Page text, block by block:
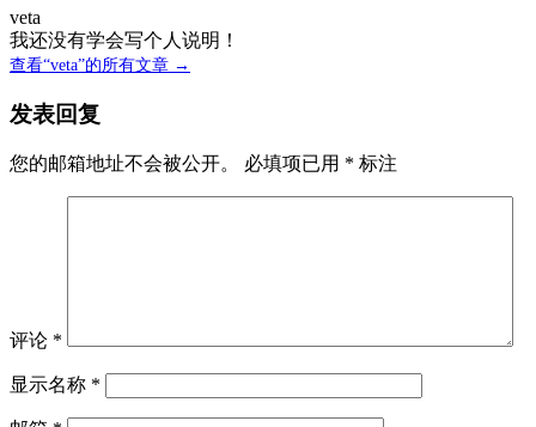
veta
我还没有学会写个人说明！
查看“veta”的所有文章 →
发表回复
您的邮箱地址不会被公开。 必填项已用 * 标注
评论 *
显示名称 *